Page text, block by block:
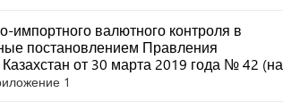
импортного валютного контроля в
постановлением Правления
от 30 марта 2019 года № 42 (на
1